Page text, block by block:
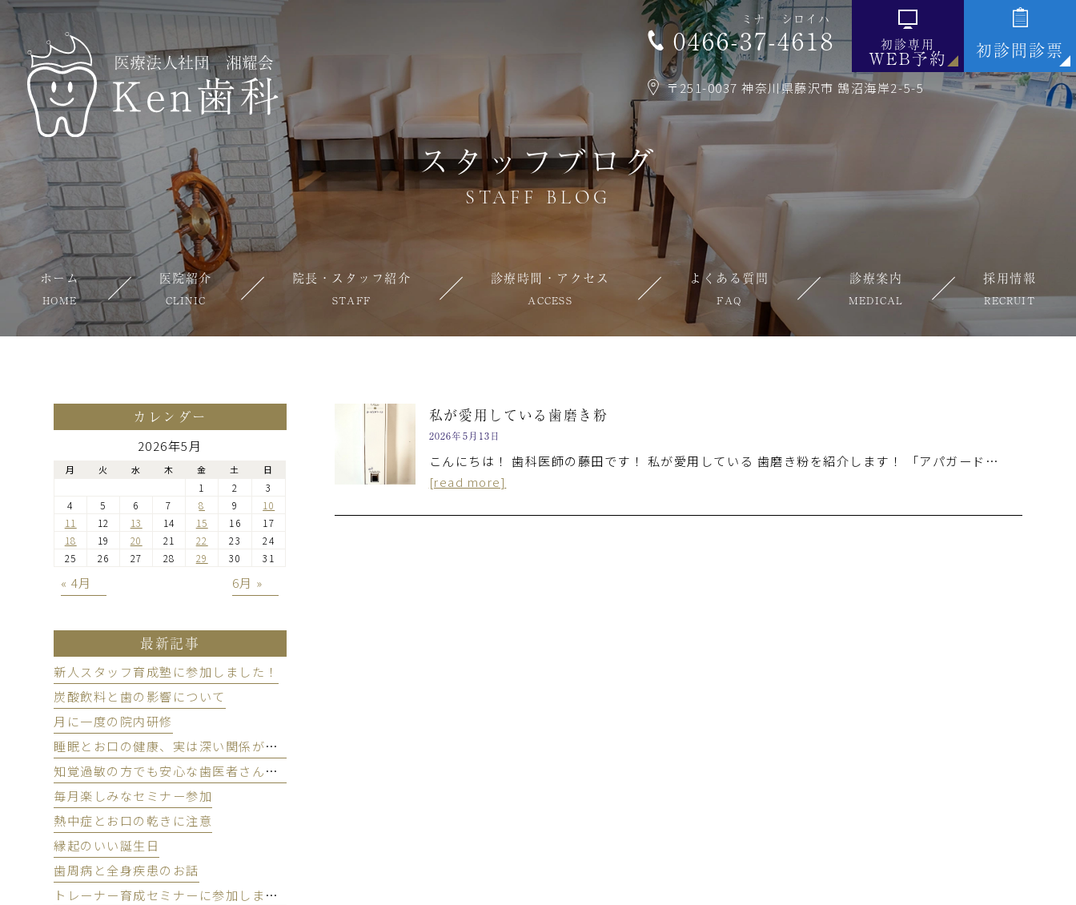
0466-37
ミナ
-4618
シロイハ
初診専用
WEB予約 初診問診票
〒251-0037 神奈川県藤沢市 鵠沼海岸2-5-5
スタッフブログ
STAFF BLOG
ホーム
HOME
医院紹介
CLINIC
院長・スタッフ紹介
STAFF
診療時間・アクセス
ACCESS
よくある質問
FAQ
診療案内
MEDICAL
採用情報
RECRUIT
私が愛用している歯磨き粉
2026年5月13日
こんにちは！ 歯科医師の藤田です！ 私が愛用している 歯磨き粉を紹介します！ 「アパガード…
[read more]
カレンダー
2026年5月
月 火 水 木 金 土 日
« 4月 6月 »
1 2
3
4
5 6 7 8 9
10
11
12 13 14 15 16
17
18
19 20 21 22 23
24
25
26 27 28 29 30 31
最新記事
新人スタッフ育成塾に参加しました！
炭酸飲料と歯の影響について
月に一度の院内研修
睡眠とお口の健康、実は深い関係があります
知覚過敏の方でも安心な歯医者さんのクリーニング
毎月楽しみなセミナー参加
熱中症とお口の乾きに注意
縁起のいい誕生日
歯周病と全身疾患のお話
トレーナー育成セミナーに参加しました